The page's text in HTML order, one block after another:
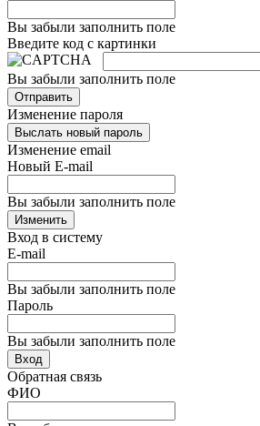
Вы забыли заполнить поле
Введите код с картинки
Вы забыли заполнить поле
Отправить
Изменение пароля
Выслать новый пароль
Изменение email
Новый E-mail
Вы забыли заполнить поле
Изменить
Вход в систему
E-mail
Вы забыли заполнить поле
Пароль
Вы забыли заполнить поле
Вход
Обратная связь
ФИО